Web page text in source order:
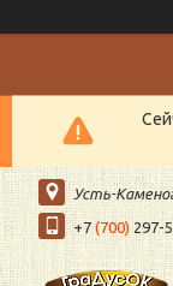
Усть-
+7(700) 297-